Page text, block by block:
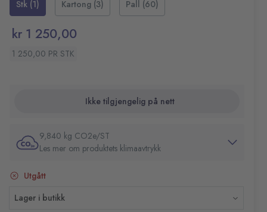
rom.
Ideell som en aktiv skrivebordsstol, oppmuntrer til naturlig
bevegelse, reduserer ryggsmerter og fremmer en sunn
Farge: Mørk grå
Diameter: 65 cm
Innhold: Indre balanseball, stofftrekk, håndpumpe
Stk (1)
Kartong (3) Pall (60)
kr 1 250,00
1 250,00 PR STK
Ikke tilgjengelig på nett
9,840 kg CO2e/ST
Les mer om produktets klimaavtrykk
Utgått
Lager i butikk